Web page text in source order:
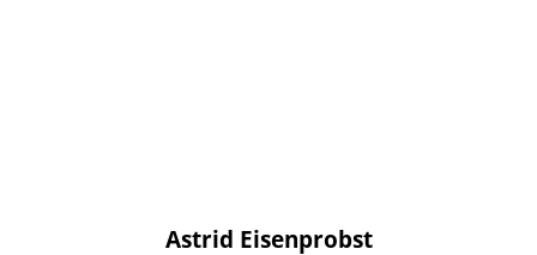
Astrid Eisenprobst